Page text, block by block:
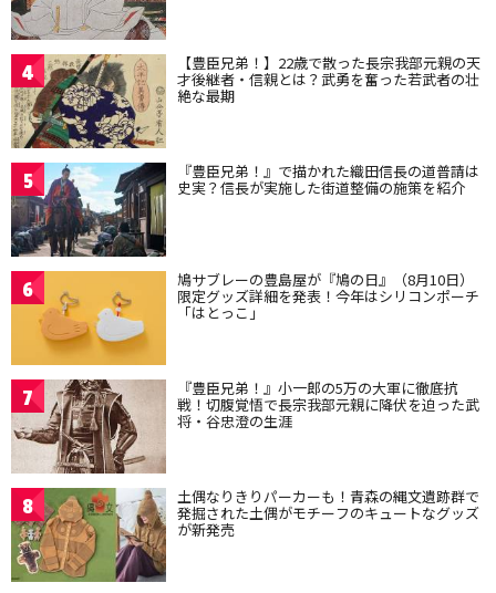
4 【豊臣兄弟！】22歳で散った長宗我部元親の天
才後継者・信親とは？武勇を奮った若武者の壮
絶な最期
5 『豊臣兄弟！』で描かれた織田信長の道普請は
史実？信長が実施した街道整備の施策を紹介
6 鳩サブレーの豊島屋が『鳩の日』（8月10日）
限定グッズ詳細を発表！今年はシリコンポーチ
「はとっこ」
7 『豊臣兄弟！』小一郎の5万の大軍に徹底抗
戦！切腹覚悟で長宗我部元親に降伏を迫った武
将・谷忠澄の生涯
8 土偶なりきりパーカーも！青森の縄文遺跡群で
発掘された土偶がモチーフのキュートなグッズ
が新発売